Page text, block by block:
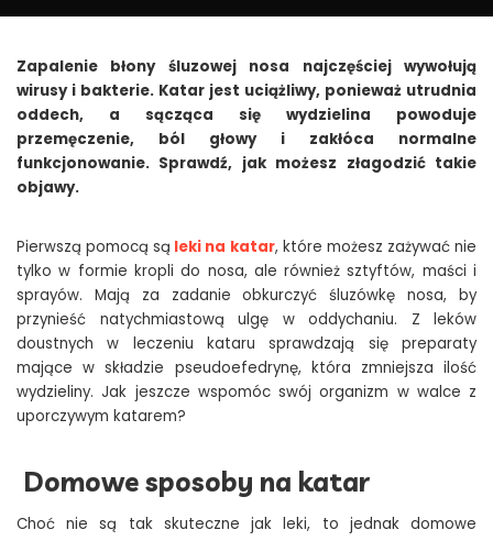
Zapalenie błony śluzowej nosa najczęściej wywołują
wirusy i bakterie. Katar jest uciążliwy, ponieważ utrudnia
oddech, a sącząca się wydzielina powoduje
przemęczenie, ból głowy i zakłóca normalne
funkcjonowanie. Sprawdź, jak możesz złagodzić takie
objawy.
Pierwszą pomocą są leki na katar, które możesz zażywać nie
tylko w formie kropli do nosa, ale również sztyftów, maści i
sprayów. Mają za zadanie obkurczyć śluzówkę nosa, by
przynieść natychmiastową ulgę w oddychaniu. Z leków
doustnych w leczeniu kataru sprawdzają się preparaty
mające w składzie pseudoefedrynę, która zmniejsza ilość
wydzieliny. Jak jeszcze wspomóc swój organizm w walce z
uporczywym katarem?
Domowe sposoby na katar
Choć nie są tak skuteczne jak leki, to jednak domowe